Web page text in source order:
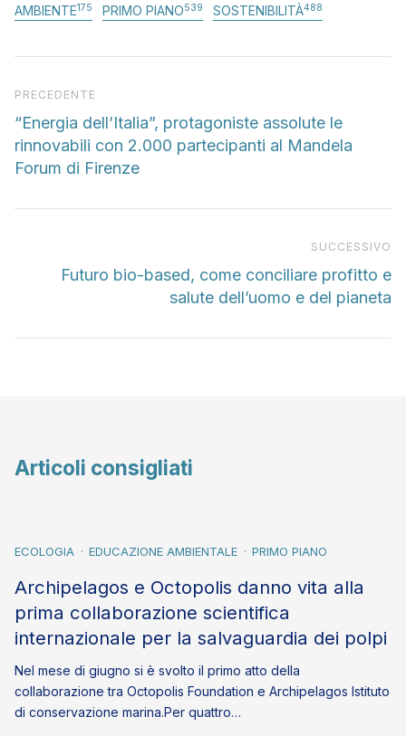
AMBIENTE175 PRIMO PIANO539 SOSTENIBILITÀ488
Articolo precedente
PRECEDENTE
“Energia dell’Italia”, protagoniste assolute le
rinnovabili con 2.000 partecipanti al Mandela
Forum di Firenze
SUCCESSIVO
Futuro bio-based, come conciliare profitto e
salute dell’uomo e del pianeta
Articoli consigliati
ECOLOGIA EDUCAZIONE AMBIENTALE PRIMO PIANO
Archipelagos e Octopolis danno vita alla
prima collaborazione scientifica
internazionale per la salvaguardia dei polpi
Nel mese di giugno si è svolto il primo atto della
collaborazione tra Octopolis Foundation e Archipelagos Istituto
di conservazione marina.Per quattro…